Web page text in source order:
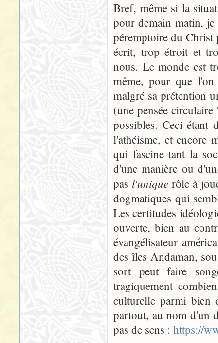
Bref, même si la
pour demain matin,
péremptoire du Christ
écrit, trop étroit et
nous. Le monde est
même, pour que
malgré sa prétention
(une pensée
possibles. Ceci
l'athéisme, et encore
qui fascine tant la
d'une manière ou
pas l'unique rôle à
dogmatiques qui
Les certitudes
ouverte, bien au
évangélisateur
des îles Andaman,
sort peut faire
tragiquement
culturelle parmi bien
partout, au nom d'un
pas de sens : https://